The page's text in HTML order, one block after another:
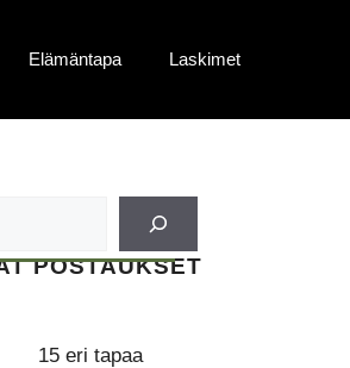
Elämäntapa Laskimet
POSTAUKSET
15 eri tapaa